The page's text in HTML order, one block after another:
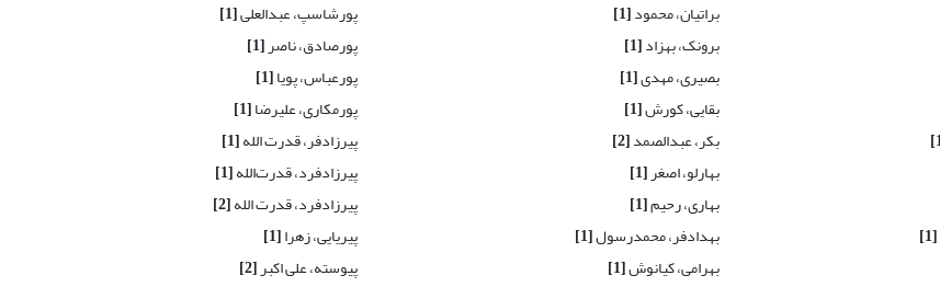
[1]
براتیان، محمود[1]
برونک، بهزاد[1]
بصیری، مهدی[1]
بقایی، کورش[1]
بکر، عبدالصمد[2]
بهارلو، اصغر[1]
بهاری، رحیم[1]
بهدادفر، محمدرسول[1]
بهرامی، کیانوش[1]
پورشاسپ، عبدالعلی[1]
پورصادق، ناصر[1]
پورعباس، پویا[1]
پورمکاری، علیرضا[1]
پیرزادفر، قدرت الله[1]
پیرزادفرد، قدرت‌الله[1]
پیرزادفرد، قدرت الله[2]
پیریایی، زهرا[1]
پیوسته، علی اکبر[2]